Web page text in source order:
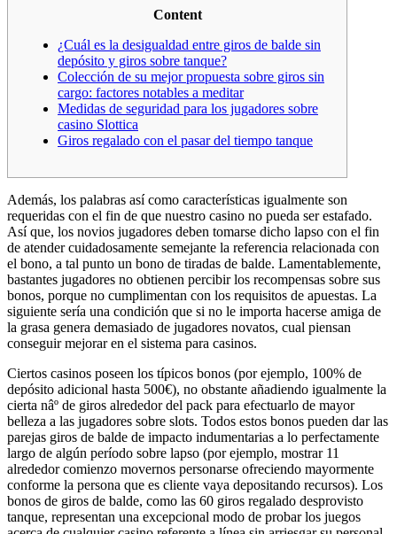
Content
¿Cuál es la desigualdad entre giros de balde sin
depósito y giros sobre tanque?
Colección de su mejor propuesta sobre giros sin
cargo: factores notables a meditar
Medidas de seguridad para los jugadores sobre
casino Slottica
Giros regalado con el pasar del tiempo tanque
Además, los palabras así­ como características igualmente son
requeridas con el fin de que nuestro casino no pueda ser estafado.
Así que, los novios jugadores deben tomarse dicho lapso con el fin
de atender cuidadosamente semejante la referencia relacionada con
el bono, a tal punto un bono de tiradas de balde. Lamentablemente,
bastantes jugadores no obtienen percibir los recompensas sobre sus
bonos, porque no cumplimentan con los requisitos de apuestas. La
siguiente sería una condición que si no le importa hacerse amiga de
la grasa genera demasiado de jugadores novatos, cual piensan
conseguir mejorar en el sistema para casinos.
Ciertos casinos poseen los típicos bonos (por ejemplo, 100% de
depósito adicional hasta 500€), no obstante añadiendo igualmente la
cierta nâº de giros alrededor del pack para efectuarlo de mayor
belleza a las jugadores sobre slots. Todos estos bonos pueden dar las
parejas giros de balde de impacto indumentarias a lo perfectamente
largo de algún período sobre lapso (por ejemplo, mostrar 11
alrededor comienzo movernos personarse ofreciendo mayormente
conforme la persona que es cliente vaya depositando recursos). Los
bonos de giros de balde, como las 60 giros regalado desprovisto
tanque, representan una excepcional modo de probar los juegos